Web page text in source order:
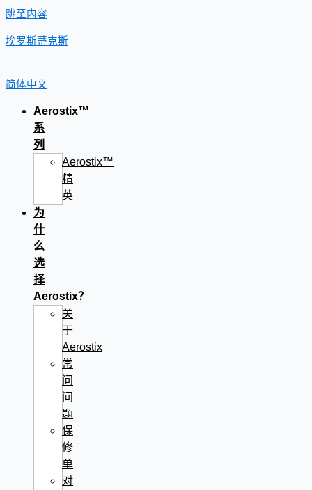
跳至内容
埃罗斯蒂克斯
简体中文
Aerostix™
系
列
Aerostix™
精
英
为
什
么
选
择
Aerostix？
关
于
Aerostix
常
问
问
题
保
修
单
对